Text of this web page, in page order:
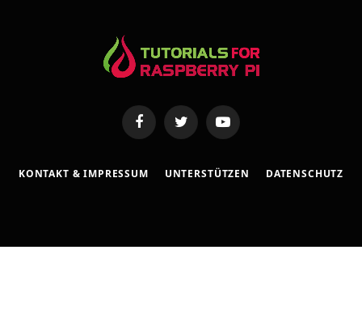
FacebookTwitter YouTube
KONTAKT & IMPRESSUM UNTERSTÜTZEN DATENSCHUTZ